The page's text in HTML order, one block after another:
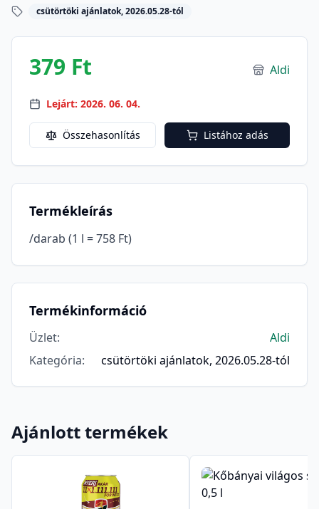
csütörtöki ajánlatok, 2026.05.28-tól
379 Ft Aldi
Lejárt: 2026. 06. 04.
Összehasonlítás Listához adás
Termékleírás
/darab (1 l = 758 Ft)
Termékinformáció
Üzlet:
Aldi
Kategória: csütörtöki ajánlatok, 2026.05.28-tól
Ajánlott termékek